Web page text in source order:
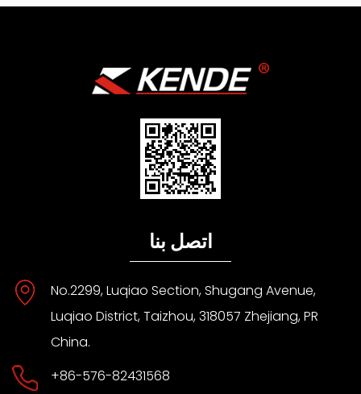
اتصل بنا
No.2299, Luqiao Section, Shugang Avenue,
Luqiao District, Taizhou, 318057 Zhejiang, PR
China.
+86-576-82431568